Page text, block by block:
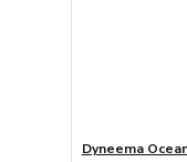
Dyneema